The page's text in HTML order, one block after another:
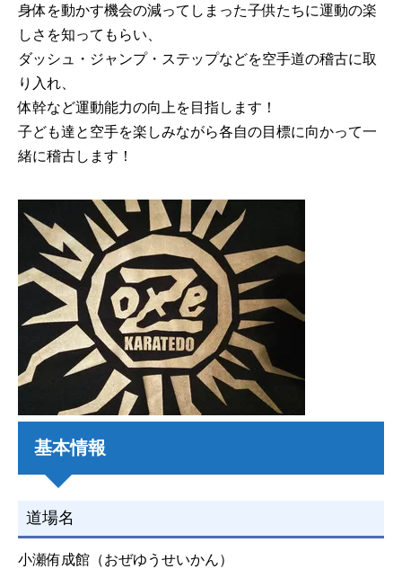
身体を動かす機会の減ってしまった子供たちに運動の楽
しさを知ってもらい、
ダッシュ・ジャンプ・ステップなどを空手道の稽古に取
り入れ、
体幹など運動能力の向上を目指します！
子ども達と空手を楽しみながら各自の目標に向かって一
緒に稽古します！
基本情報
道場名
小瀬侑成館（おぜゆうせいかん）